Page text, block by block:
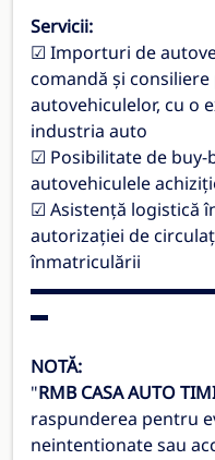
Servicii:
☑ Importuri de
comandă și
autovehiculelor, cu o
industria auto
☑ Posibilitate de
autovehiculele
☑ Asistență logistică
autorizației de
înmatriculării
▬
NOTĂ:
"RMB CASA AUTO
raspunderea pentru
neintentionate sau